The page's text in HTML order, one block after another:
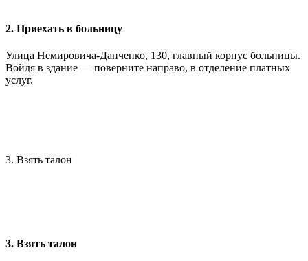
2. Приехать в больницу
Улица Немировича-Данченко, 130, главный корпус больницы.
Войдя в здание — поверните направо, в отделение платных
услуг.
3. Взять талон
3. Взять талон